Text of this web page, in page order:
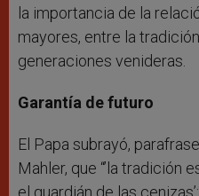
la importancia de la
mayores, entre la
generaciones venideras.
Garantía de futuro
El Papa subrayó,
Mahler, que “’la tradición
el guardián de las